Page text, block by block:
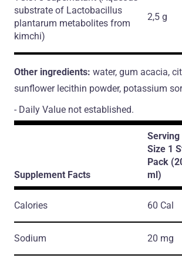
substrate of Lactobacillus
plantarum metabolites from
kimchi)
2,5 g
Other ingredients: water, gum acacia,
sunflower lecithin powder, potassium
- Daily Value not established.
Supplement Facts
Serving
Size 1
Pack
ml)
Calories 60 Cal
Sodium 20 mg